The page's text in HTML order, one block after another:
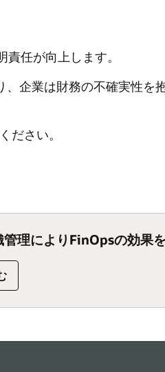
任が向上します。
企業は財務の不確実性を
ださい。
管理によりFinOpsの効果